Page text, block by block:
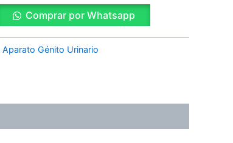
Comprar por Whatsapp
Aparato Génito Urinario